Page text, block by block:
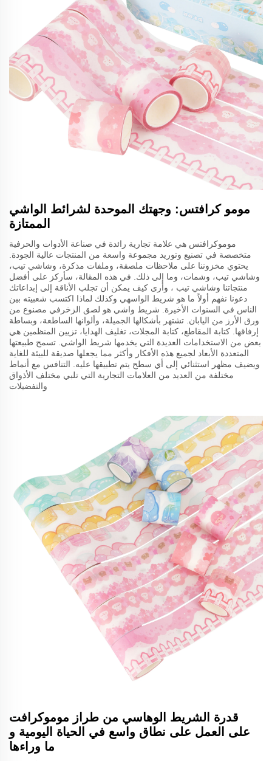
مومو كرافتس: وجهتك الموحدة لشرائط الواشي
الممتازة
موموكرافتس هي علامة تجارية رائدة في صناعة الأدوات والحرفية
متخصصة في تصنيع وتوريد مجموعة واسعة من المنتجات عالية الجودة.
يحتوي مخزوننا على ملاحظات ملصقة، وملفات مذكرة، وشاشي تيب،
وشاشي تيب، وشمات، وما إلى ذلك. في هذه المقالة، سأركز على أفضل
منتجاتنا وشاشي تيب ، وأرى كيف يمكن أن تجلب الأناقة إلى إبداعاتك
دعونا نفهم أولاً ما هو شريط الواسهي وكذلك لماذا اكتسب شعبيته بين
الناس في السنوات الأخيرة. شريط واشي هو لصق الزخرفي مصنوع من
ورق الأرز من اليابان. تشتهر بأشكالها الجميلة، وألوانها الساطعة، وبساطة
إرفاقها. كتابة المقاطع، كتابة المجلات، تغليف الهدايا، تزيين المنظمين هي
بعض من الاستخدامات العديدة التي يخدمها شريط الواشي. تسمح طبيعتها
المتعددة الأبعاد لجميع هذه الأفكار وأكثر مما يجعلها صديقة للبيئة للغاية
ويضيف مظهر استثنائي إلى أي سطح يتم تطبيقها عليه. التنافس مع أنماط
مختلفة من العديد من العلامات التجارية التي تلبي مختلف الأذواق
والتفضيلات
قدرة الشريط الوهاسي من طراز موموكرافت
على العمل على نطاق واسع في الحياة اليومية و
ما وراءها